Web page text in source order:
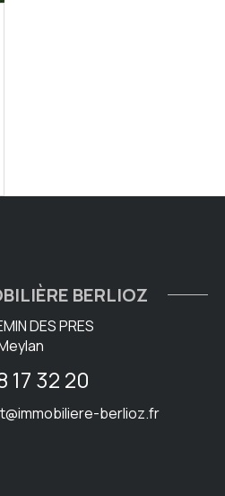
BERLIOZ
DES PRES
17 32 20
berlioz.fr